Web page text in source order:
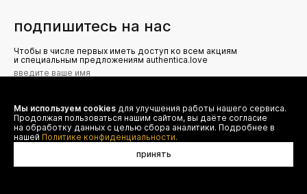
подпишитесь на нас
Чтобы в числе первых иметь доступ ко всем акциям
и специальным предложениям authentica.love
Я даю согласие на сбор, обработку и хранение моих
персональных данных (имя, email, телефон) для получения
рекламных и информационных рассылок от ООО 'БТ
Юнайтед', а также ознакомлен(а) с
Политикой конфиденциальности
Мы используем cookies для улучшения работы нашего сервиса.
Продолжая пользоваться нашим сайтом, вы даёте согласие
на обработку данных с целью сбора аналитики. Подробнее в
нашей Политике конфиденциальности.
принять